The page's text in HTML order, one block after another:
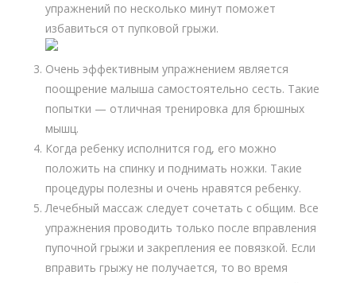
упражнений по несколько минут поможет
избавиться от пупковой грыжи.
Очень эффективным упражнением является
поощрение малыша самостоятельно сесть. Такие
попытки — отличная тренировка для брюшных
мышц.
Когда ребенку исполнится год, его можно
положить на спинку и поднимать ножки. Такие
процедуры полезны и очень нравятся ребенку.
Лечебный массаж следует сочетать с общим. Все
упражнения проводить только после вправления
пупочной грыжи и закрепления ее повязкой. Если
вправить грыжу не получается, то во время